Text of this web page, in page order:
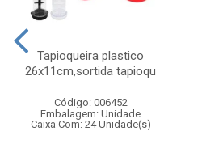
Tapioqueira plastico
26x11cm,sortida tapioqu
Código: 006452
Embalagem: Unidade
Caixa Com: 24 Unidade(s)